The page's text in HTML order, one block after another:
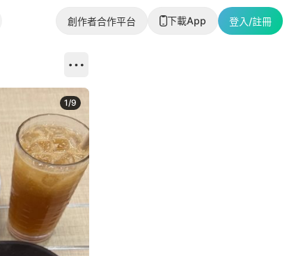
創作者合作平台 下載App 登入/註冊
1/9